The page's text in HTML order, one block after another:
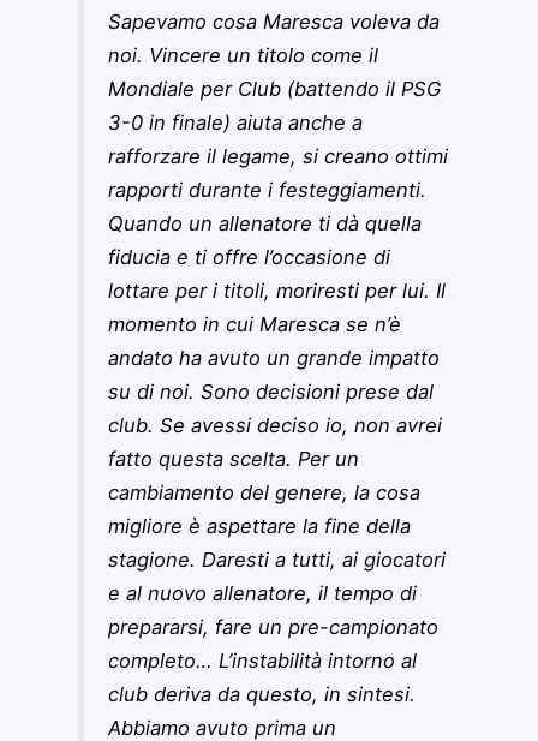
Sapevamo cosa Maresca voleva da
noi. Vincere un titolo come il
Mondiale per Club (battendo il PSG
3-0 in finale) aiuta anche a
rafforzare il legame, si creano ottimi
rapporti durante i festeggiamenti.
Quando un allenatore ti dà quella
fiducia e ti offre l’occasione di
lottare per i titoli, moriresti per lui. Il
momento in cui Maresca se n’è
andato ha avuto un grande impatto
su di noi. Sono decisioni prese dal
club. Se avessi deciso io, non avrei
fatto questa scelta. Per un
cambiamento del genere, la cosa
migliore è aspettare la fine della
stagione. Daresti a tutti, ai giocatori
e al nuovo allenatore, il tempo di
prepararsi, fare un pre-campionato
completo… L’instabilità intorno al
club deriva da questo, in sintesi.
Abbiamo avuto prima un